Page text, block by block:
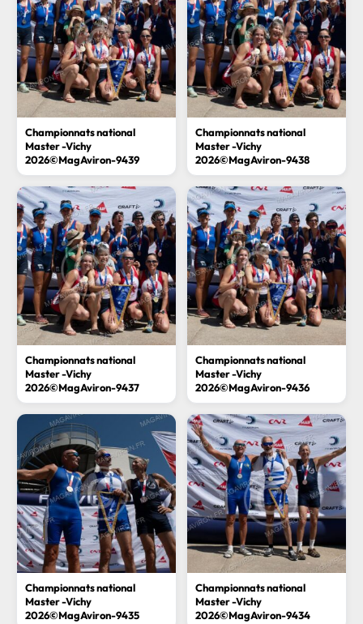
Championnats national
Master -Vichy
2026©MagAviron-9439
Championnats national
Master -Vichy
2026©MagAviron-9438
Championnats national
Master -Vichy
2026©MagAviron-9437
Championnats national
Master -Vichy
2026©MagAviron-9436
Championnats national
Master -Vichy
2026©MagAviron-9435
Championnats national
Master -Vichy
2026©MagAviron-9434